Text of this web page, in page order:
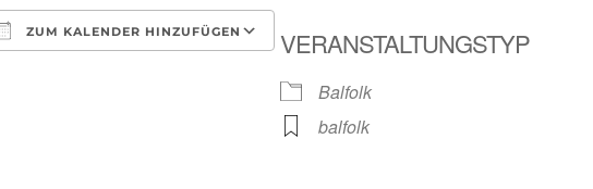
ZUM KALENDER HINZUFÜGEN VERANSTALTUNGSTYP
Balfolk
balfolk